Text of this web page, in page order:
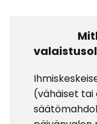
(vähäiset